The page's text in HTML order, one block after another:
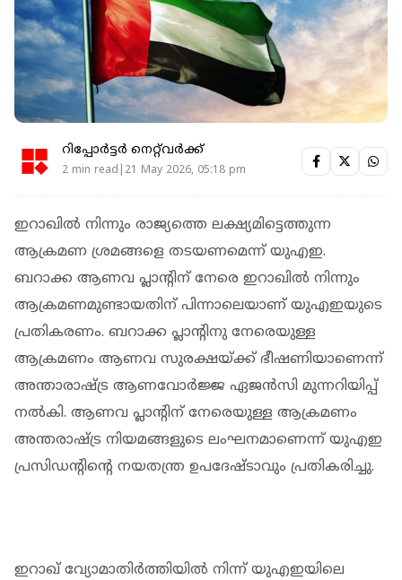
റിപ്പോർട്ടർ നെറ്റ്‌വര്‍ക്ക്‌
2 min read|21 May 2026, 05:18 pm
ഇറാഖില്‍ നിന്നും രാജ്യത്തെ ലക്ഷ്യമിട്ടെത്തുന്ന
ആക്രമണ ശ്രമങ്ങളെ തടയണമെന്ന് യുഎഇ.
ബറാക്ക ആണവ പ്ലാന്റിന് നേരെ ഇറാഖില്‍ നിന്നും
ആക്രമണമുണ്ടായതിന് പിന്നാലെയാണ് യുഎഇയുടെ
പ്രതികരണം. ബറാക്ക പ്ലാന്റിനു നേരെയുള്ള
ആക്രമണം ആണവ സുരക്ഷയ്ക്ക് ഭീഷണിയാണെന്ന്
അന്താരാഷ്ട്ര ആണവോര്‍ജ്ജ ഏജന്‍സി മുന്നറിയിപ്പ്
നല്‍കി. ആണവ പ്ലാന്റിന് നേരെയുള്ള ആക്രമണം
അന്തരാഷ്ട്ര നിയമങ്ങളുടെ ലംഘനമാണെന്ന് യുഎഇ
പ്രസിഡന്റിന്റെ നയതന്ത്ര ഉപദേഷ്ടാവും പ്രതികരിച്ചു.
ഇറാഖ് വ്യോമാതിര്‍ത്തിയില്‍ നിന്ന് യുഎഇയിലെ